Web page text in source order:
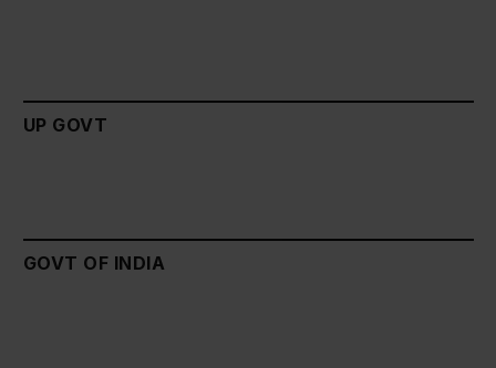
UP GOVT
GOVT OF INDIA